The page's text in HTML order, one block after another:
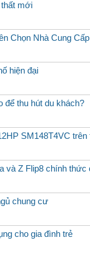
mới
Chọn Nhà Cung
hiện đại
để thu hút du khách?
SM148T4VC
và Z Flip8 chính
chung cư
cho gia đình trẻ